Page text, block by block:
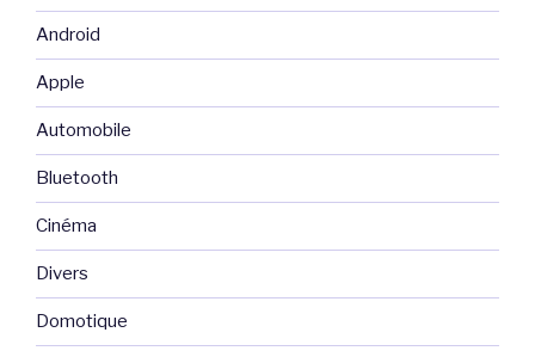
Android
Apple
Automobile
Bluetooth
Cinéma
Divers
Domotique